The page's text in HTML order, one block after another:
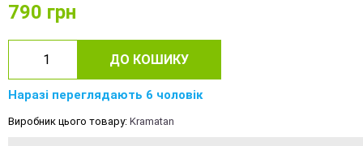
790 грн
ДО КОШИКУ
Наразі переглядають 6 чоловік
Виробник цього товару: Kramatan